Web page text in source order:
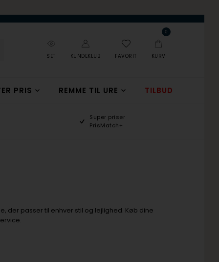
SET KUNDEKLUB FAVORIT
0
KURV
PRIS REMME TIL URE TILBUD
Super priser
PrisMatch+
der passer til enhver stil og lejlighed. Køb dine